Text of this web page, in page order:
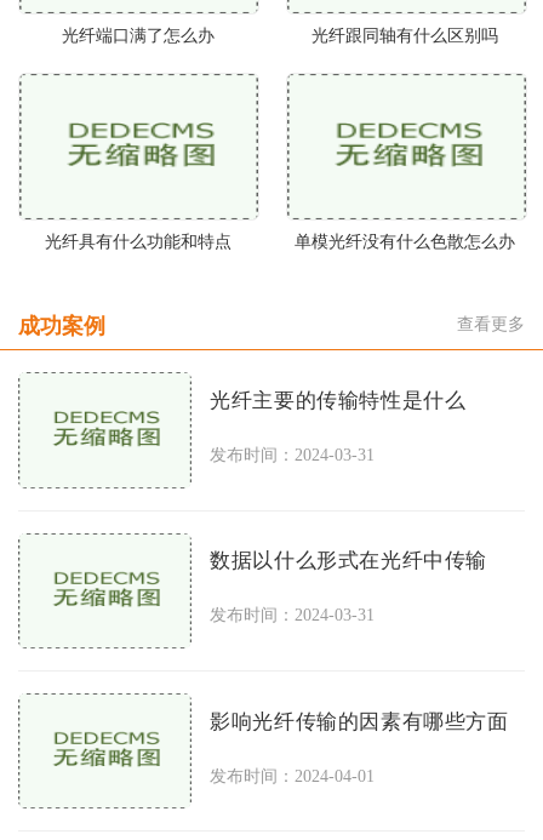
光纤端口满了怎么办 光纤跟同轴有什么区别吗
光纤具有什么功能和特点 单模光纤没有什么色散怎么办
成功案例 查看更多
光纤主要的传输特性是什么
发布时间：2024-03-31
数据以什么形式在光纤中传输
发布时间：2024-03-31
影响光纤传输的因素有哪些方面
发布时间：2024-04-01